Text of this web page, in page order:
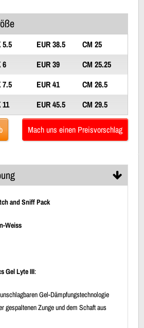
5.5 EUR 38.5
CM 25
6 EUR 39
CM 25.25
7.5 EUR 41
CM 26.5
11 EUR 45.5 CM 29.5
Mach uns einen Preisvorschlag
and Sniff Pack
Weiss
Gel Lyte III:
Gel-Dämpfungstechnologie
gespaltenen Zunge und dem Schaft aus